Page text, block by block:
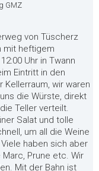
GMZ
von Tüscherz
mit heftigem
Uhr in Twann
Eintritt in den
wir waren
die Würste, direkt
Teller verteilt.
Salat und tolle
um all die Weine
haben sich aber
Prune etc. Wir
Mit der Bahn ist